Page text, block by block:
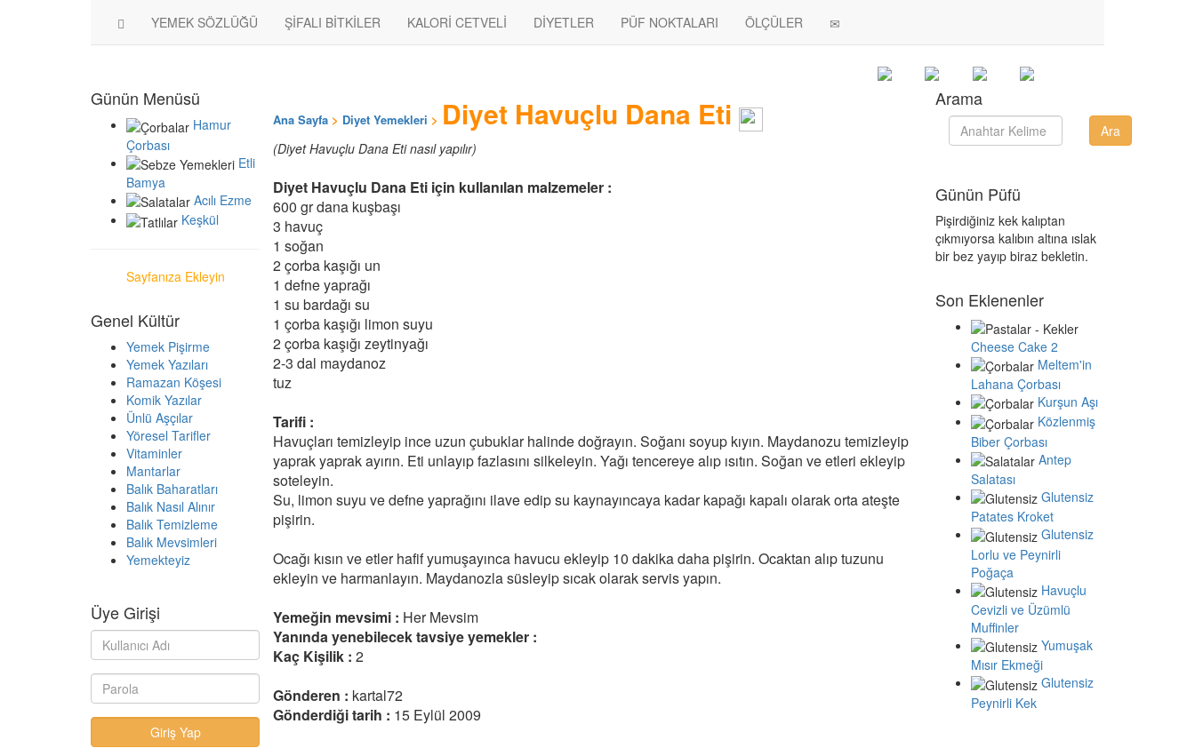
YEMEK SÖZLÜĞÜ ŞİFALI BİTKİLER KALORİ CETVELİ DİYETLER PÜF NOKTALARI ÖLÇÜLER
Ana Sayfa > Diyet Yemekleri > Diyet Havuçlu Dana Eti
(Diyet Havuçlu Dana Eti nasıl yapılır)
Diyet Havuçlu Dana Eti için kullanılan malzemeler :
600 gr dana kuşbaşı
3 havuç
1 soğan
2 çorba kaşığı un
1 defne yaprağı
1 su bardağı su
1 çorba kaşığı limon suyu
2 çorba kaşığı zeytinyağı
2-3 dal maydanoz
tuz
Tarifi :
Havuçları temizleyip ince uzun çubuklar halinde doğrayın. Soğanı soyup kıyın. Maydanozu temizleyip
yaprak yaprak ayırın. Eti unlayıp fazlasını silkeleyin. Yağı tencereye alıp ısıtın. Soğan ve etleri ekleyip
soteleyin.
Su, limon suyu ve defne yaprağını ilave edip su kaynayıncaya kadar kapağı kapalı olarak orta ateşte
pişirin.
Ocağı kısın ve etler hafif yumuşayınca havucu ekleyip 10 dakika daha pişirin. Ocaktan alıp tuzunu
ekleyin ve harmanlayın. Maydanozla süsleyip sıcak olarak servis yapın.
Yemeğin mevsimi : Her Mevsim
Yanında yenebilecek tavsiye yemekler :
Kaç Kişilik : 2
Gönderen : kartal72
Gönderdiği tarih : 15 Eylül 2009
Günün Menüsü
Hamur
Çorbası
Etli
Bamya
Acılı Ezme
Keşkül
Sayfanıza Ekleyin
Genel Kültür
Yemek Pişirme
Yemek Yazıları
Ramazan Köşesi
Komik Yazılar
Ünlü Aşçılar
Yöresel Tarifler
Vitaminler
Mantarlar
Balık Baharatları
Balık Nasıl Alınır
Balık Temizleme
Balık Mevsimleri
Yemekteyiz
Üye Girişi
Arama
Günün Püfü
Pişirdiğiniz kek kalıptan
çıkmıyorsa kalıbın altına ıslak
bir bez yayıp biraz bekletin.
Son Eklenenler
Cheese Cake 2
Meltem'in
Lahana Çorbası
Kurşun Aşı
Közlenmiş
Biber Çorbası
Antep
Salatası
Glutensiz
Patates Kroket
Glutensiz
Lorlu ve Peynirli
Poğaça
Havuçlu
Cevizli ve Üzümlü
Muffinler
Yumuşak
Mısır Ekmeği
Glutensiz
Peynirli Kek